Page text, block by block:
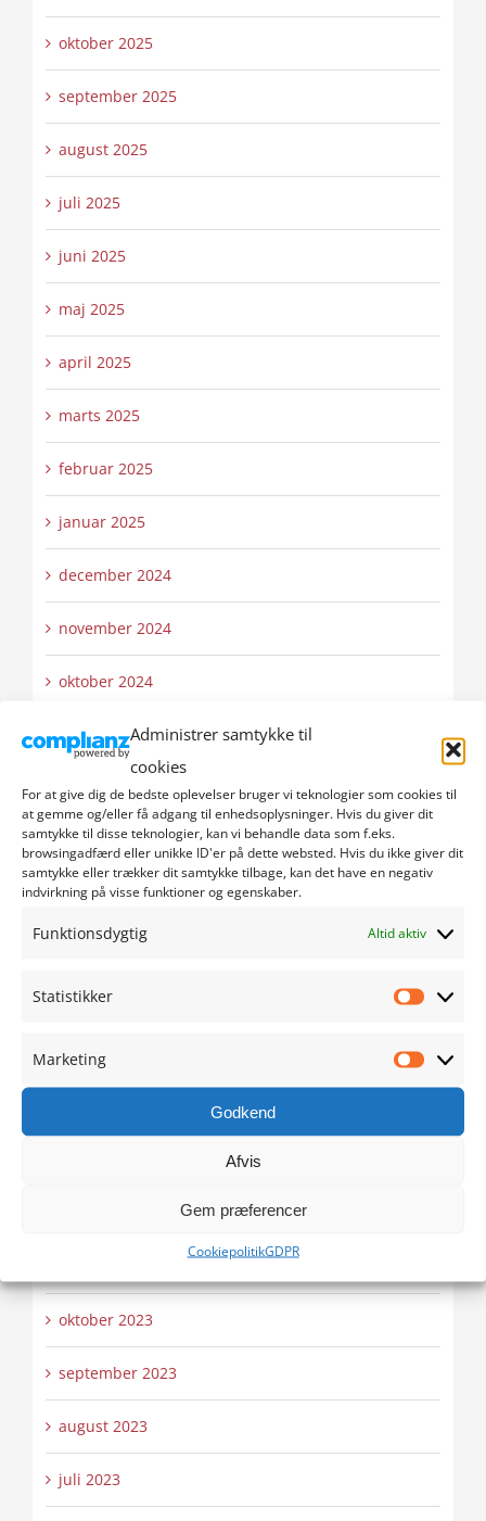
Administrer samtykke til
cookies
For at give dig de bedste oplevelser bruger vi teknologier som cookies til
at gemme og/eller få adgang til enhedsoplysninger. Hvis du giver dit
samtykke til disse teknologier, kan vi behandle data som f.eks.
browsingadfærd eller unikke ID'er på dette websted. Hvis du ikke giver dit
samtykke eller trækker dit samtykke tilbage, kan det have en negativ
indvirkning på visse funktioner og egenskaber.
Funktionsdygtig Altid aktiv
Statistikker
Marketing
Godkend
Afvis
Gem præferencer
CookiepolitikGDPR
oktober 2025
september 2025
august 2025
juli 2025
juni 2025
maj 2025
april 2025
marts 2025
februar 2025
januar 2025
december 2024
november 2024
oktober 2024
september 2024
august 2024
juli 2024
juni 2024
maj 2024
april 2024
marts 2024
oktober 2023
september 2023
august 2023
juli 2023